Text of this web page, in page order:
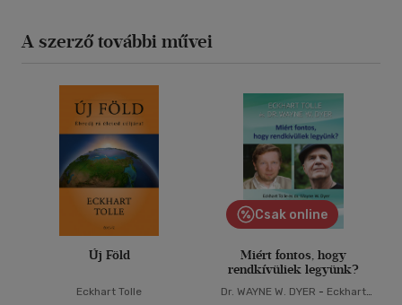
A szerző további művei
Új Föld
Eckhart Tolle
Csak online
Miért fontos, hogy
rendkívüliek legyünk?
Dr. WAYNE W. DYER - Eckhart